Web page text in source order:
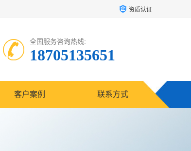
资质认证
全国服务咨询热线:
18705135651
客户案例 联系方式